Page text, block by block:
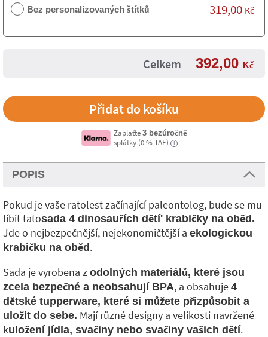
Bez personalizovaných štítků 319,00 Kč
Celkem 392,00 Kč
Zaplaťte 3 bezúročně
splátky (0 % TAE) i
POPIS
Pokud je vaše ratolest začínající paleontolog, bude se mu
líbit tatosada 4 dinosauřích dětí' krabičky na oběd .
Jde o nejbezpečnější, nejekonomičtější a ekologickou
krabičku na oběd .
Sada je vyrobena z odolných materiálů, které jsou
zcela bezpečné a neobsahují BPA, a obsahuje 4
dětské tupperware, které si můžete přizpůsobit a
uložit do sebe. Mají různé designy a velikosti navržené
kuložení jídla, svačiny nebo svačiny vašich dětí.